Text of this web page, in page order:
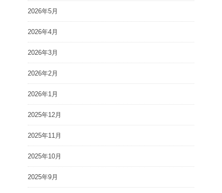
2026年5月
2026年4月
2026年3月
2026年2月
2026年1月
2025年12月
2025年11月
2025年10月
2025年9月